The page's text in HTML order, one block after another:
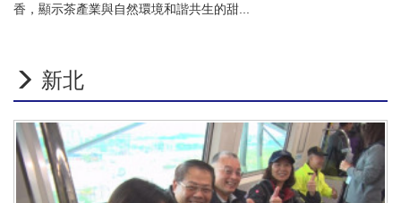
香，顯示茶產業與自然環境和諧共生的甜...
新北